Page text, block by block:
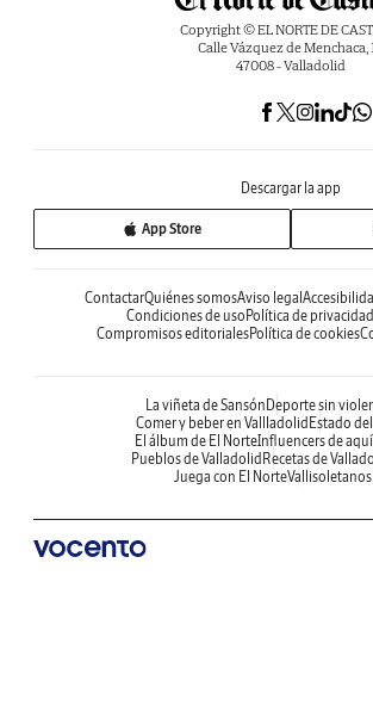
Copyright © EL NORTE DE
Calle Vázquez de Menchaca,
47008 - Valladolid
Descargar la app
App Store
ContactarQuiénes somosAviso legal
Condiciones de uso Política de privacidad
Compromisos editorialesPolítica de cookies
La viñeta de Sansón Deporte sin
Comer y beber en Vallladolid Estado
El álbum de El NorteInfluencers de aquí
Pueblos de Valladolid Recetas de
Juega con El Norte